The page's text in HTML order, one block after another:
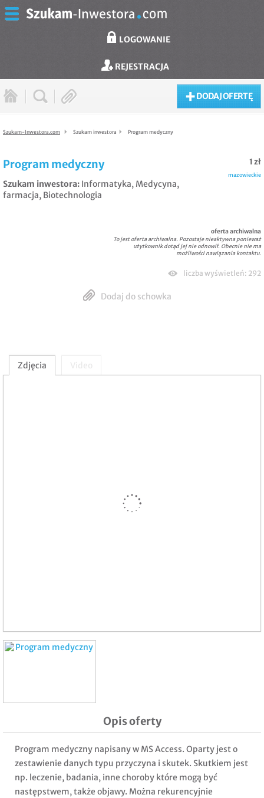
LOGOWANIE
REJESTRACJA
DODAJ OFERTĘ
Szukam-Inwestora.com Szukam inwestora Program medyczny
Zdjęcia
Opis oferty
Program medyczny napisany w MS Access. Oparty jest o
zestawienie danych typu przyczyna i skutek. Skutkiem jest
np. leczenie, badania, inne choroby które mogą być
następstwem, także objawy. Można rekurencyjnie
Program medyczny
Szukam inwestora: Informatyka, Medycyna,
farmacja, Biotechnologia
1 zł
mazowieckie
oferta archiwalna
To jest oferta archiwalna. Pozostaje nieaktywna ponieważ
użytkownik dotąd jej nie odnowił. Obecnie nie ma
możliwości nawiązania kontaktu.
liczba wyświetleń: 292
Dodaj do schowka